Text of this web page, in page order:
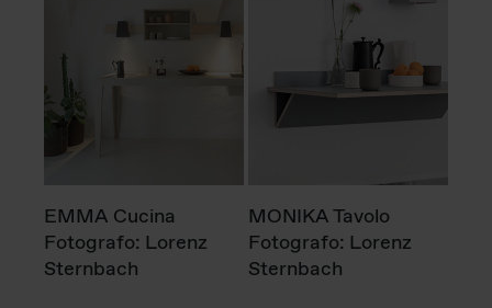
EMMA Cucina
Fotografo: Lorenz
Sternbach
MONIKA Tavolo
Fotografo: Lorenz
Sternbach